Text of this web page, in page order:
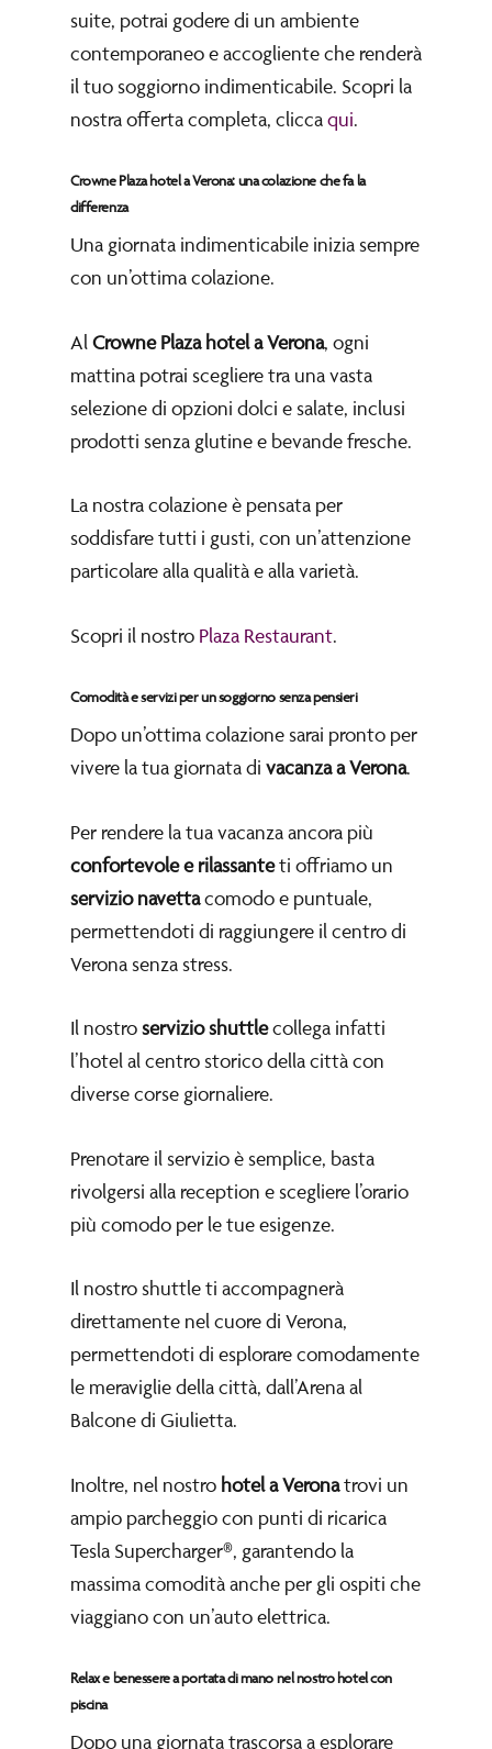
suite, potrai godere di un ambiente
contemporaneo e accogliente che renderà
il tuo soggiorno indimenticabile. Scopri la
nostra offerta completa, cliccaqui.
Crowne Plaza hotel a Verona: una colazione che fa la
differenza
Una giornata indimenticabile inizia sempre
con un’ottima colazione.
AlCrowne Plaza hotel a Verona, ogni
mattina potrai scegliere tra una vasta
selezione di opzioni dolci e salate, inclusi
prodotti senza glutine e bevande fresche.
La nostra colazione è pensata per
soddisfare tutti i gusti, con un’attenzione
particolare alla qualità e alla varietà.
Scopri il nostro Plaza Restaurant.
Comodità e servizi per un soggiorno senza pensieri
Dopo un’ottima colazione sarai pronto per
vivere la tua giornata di vacanza a Verona.
Per rendere la tua vacanza ancora più
confortevole e rilassanteti offriamo un
servizio navettacomodo e puntuale,
permettendoti di raggiungere il centro di
Verona senza stress.
Il nostroservizio shuttlecollega infatti
l’hotel al centro storico della città con
diverse corse giornaliere.
Prenotare il servizio è semplice, basta
rivolgersi alla reception e scegliere l’orario
più comodo per le tue esigenze.
Il nostro shuttle ti accompagnerà
direttamente nel cuore di Verona,
permettendoti di esplorare comodamente
le meraviglie della città, dall’Arena al
Balcone di Giulietta.
Inoltre, nel nostro hotel a Veronatrovi un
ampio parcheggio con punti di ricarica
Tesla Supercharger®, garantendo la
massima comodità anche per gli ospiti che
viaggiano con un’auto elettrica.
Relax e benessere a portata di mano nel nostro hotel con
piscina
Dopo una giornata trascorsa a esplorare